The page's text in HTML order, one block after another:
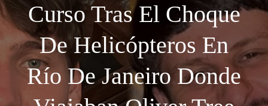
Curso Tras El Choque
De Helicópteros En
Río De Janeiro Donde